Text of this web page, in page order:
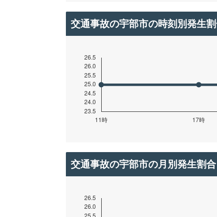
交通事故の宇部市の時刻別発生
交通事故の宇部市の月別発生割合